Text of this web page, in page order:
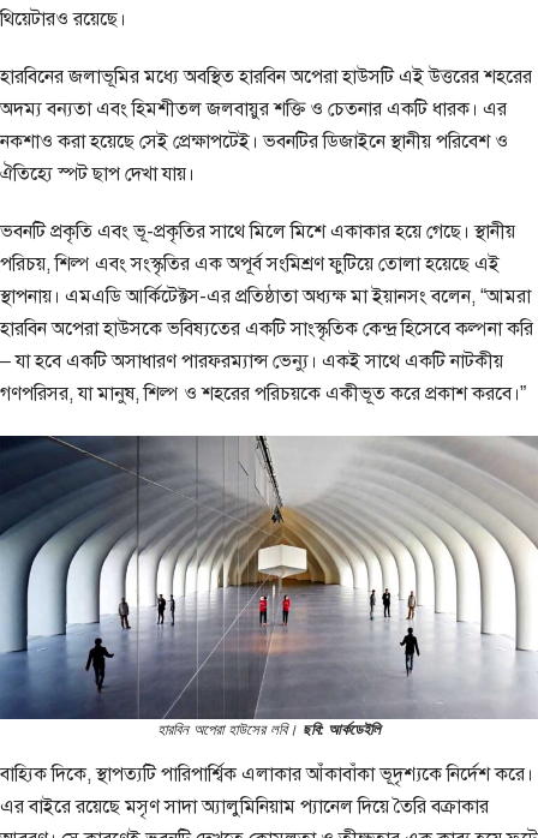
থিয়েটারও রয়েছে।
হারবিনের জলাভূমির মধ্যে অবস্থিত হারবিন অপেরা হাউসটি এই উত্তরের শহরের
অদম্য বন্যতা এবং হিমশীতল জলবায়ুর শক্তি ও চেতনার একটি ধারক। এর
নকশাও করা হয়েছে সেই প্রেক্ষাপটেই। ভবনটির ডিজাইনে স্থানীয় পরিবেশ ও
ঐতিহ্যে স্পট ছাপ দেখা যায়।
ভবনটি প্রকৃতি এবং ভূ-প্রকৃতির সাথে মিলে মিশে একাকার হয়ে গেছে। স্থানীয়
পরিচয়, শিল্প এবং সংস্কৃতির এক অপূর্ব সংমিশ্রণ ফুটিয়ে তোলা হয়েছে এই
স্থাপনায়। এমএডি আর্কিটেক্টস-এর প্রতিষ্ঠাতা অধ্যক্ষ মা ইয়ানসং বলেন, “আমরা
হারবিন অপেরা হাউসকে ভবিষ্যতের একটি সাংস্কৃতিক কেন্দ্র হিসেবে কল্পনা করি
– যা হবে একটি অসাধারণ পারফরম্যান্স ভেন্যু। একই সাথে একটি নাটকীয়
গণপরিসর, যা মানুষ, শিল্প ও শহরের পরিচয়কে একীভূত করে প্রকাশ করবে।”
হারবিন অপেরা হাউসের লবি। ছবি: আর্কডেইলি
বাহ্যিক দিকে, স্থাপত্যটি পারিপার্শ্বিক এলাকার আঁকাবাঁকা ভূদৃশ্যকে নির্দেশ করে।
এর বাইরে রয়েছে মসৃণ সাদা অ্যালুমিনিয়াম প্যানেল দিয়ে তৈরি বক্রাকার